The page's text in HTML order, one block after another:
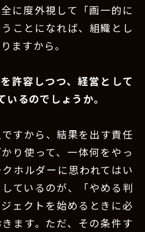
に度外視して「画一的に
ことになれば、組織とし
ますから。
許容しつつ、経営として
るのでしょうか。
すから、結果を出す責任
り使って、一体何をやっ
ホルダーに思われてはい
ているのが、「やめる判
ェクトを始めるときに必
ます。ただ、その条件す